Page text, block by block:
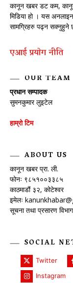
कानून खबर डट कम, कानून
मिडिया हो । यस
सामग्रिहरु पढ्न सक्नुहुने
एआई प्रयाेग नीति
OUR TEAM
प्रधान सम्पादक
सुमनकुमार लुइटेल
हाम्रो टिम
ABOUT US
कानून खबर प्रा. ली.
फोनः ९८५१००३३८५
काठमाडौं ३२, कोटेश्वर
इमेलः
सूचना तथा प्रसारण
SOCIAL
Twitter
Instagram